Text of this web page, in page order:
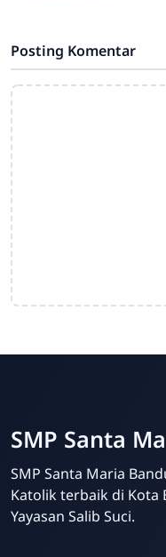
Posting Komentar
SMP Santa
SMP Santa Maria
Katolik terbaik di Kota
Yayasan Salib Suci.